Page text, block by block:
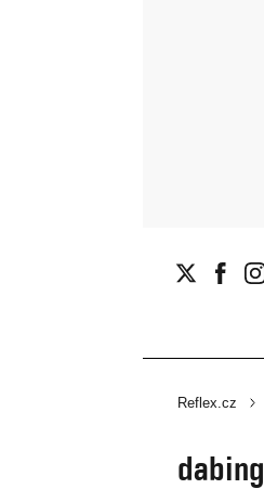
Reflex.cz
dabing